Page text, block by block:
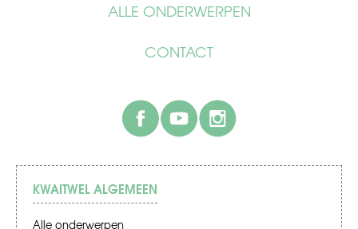
ALLE ONDERWERPEN
CONTACT
facebook
KWAITWEL ALGEMEEN
Alle onderwerpen